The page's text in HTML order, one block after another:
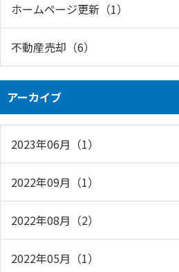
ホームページ更新（1）
不動産売却（6）
アーカイブ
2023年06月（1）
2022年09月（1）
2022年08月（2）
2022年05月（1）